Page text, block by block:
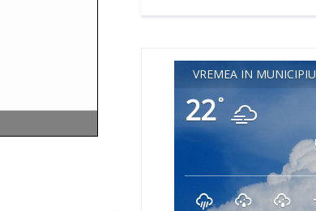
VREMEA ÎN
22°